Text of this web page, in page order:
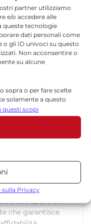
partner utilizziamo
e/o accedere alle
queste tecnologie
dati personali come
gli ID univoci su questo
Non acconsentire o
su alcune
sopra o per fare scelte
solamente a questo
in qualsiasi momento,
i pulsanti della Cookie
del consenso nella parte
accedervi, Misurare le
dei contenuti,
diverse.
questi scopi
sulla Privacy
è composta
lavorano per
e contenuti
alla
e allo sport. Un
che garantisce